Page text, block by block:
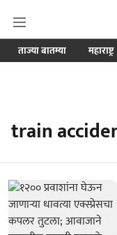
ताज्या बातम्या महाराष्ट्र
train